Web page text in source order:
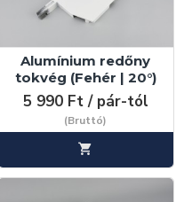
Alumínium redőny
tokvég (Fehér | 20°)
5 990 Ft / pár-tól
(Bruttó)